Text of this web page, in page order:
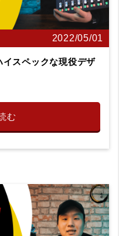
2022/05/01
イスペックな現役デザ
む